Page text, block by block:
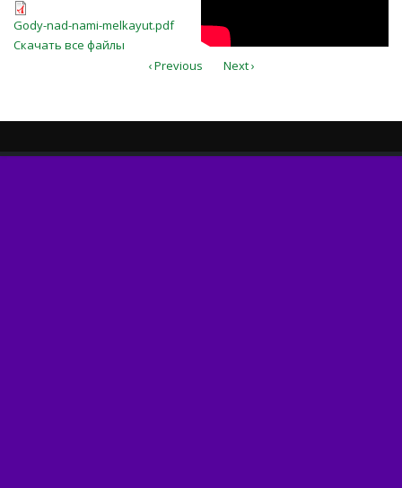
Gody-nad-nami-melkayut.pdf
Gody-nad-nami-melkayut.pdf
Скачать все файлы
Оглы
‹ Previous Next ›